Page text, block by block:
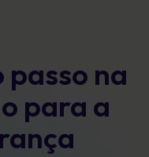
na
para a